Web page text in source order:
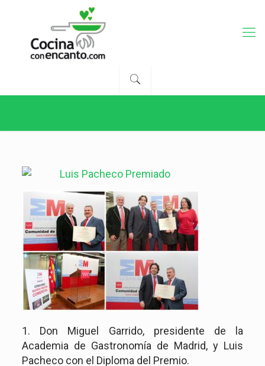
1. Don Miguel Garrido, presidente de la
Academia de Gastronomía de Madrid, y Luis
Pacheco con el Diploma del Premio.